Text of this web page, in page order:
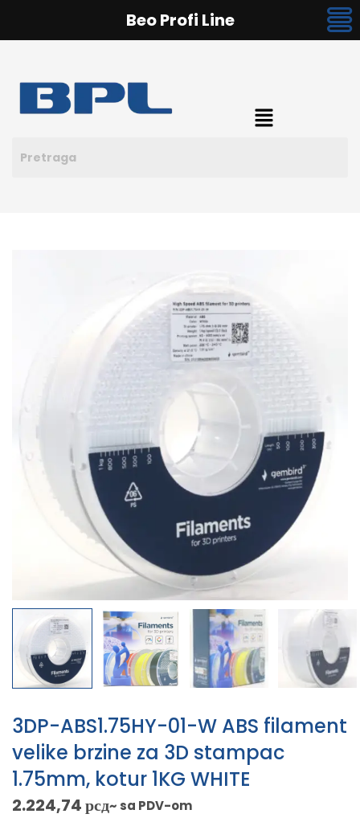
3DP-ABS1.75HY-01-W ABS filament
velike brzine za 3D stampac
1.75mm, kotur 1KG WHITE
2.224,74рсд~ sa PDV-om
Beo Profi Line